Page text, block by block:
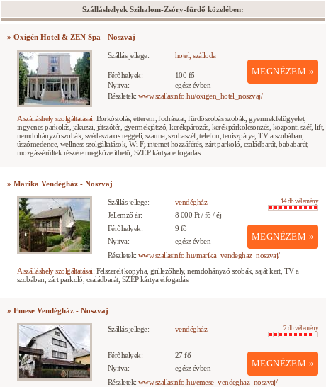
Szálláshelyek Szihalom-Zsóry-fürdő közelében:
» Oxigén Hotel & ZEN Spa - Noszvaj
Szállás jellege: hotel, szálloda
MEGNÉZEM »
Férőhelyek:
100 fő
Nyitva:
egész évben
Részletek: www.szallasinfo.hu/oxigen_hotel_noszvaj/
A szálláshely szolgáltatásai: Borkóstolás, étterem, fodrászat, fürdőszobás szobák, gyermekfelügyelet,
ingyenes parkolás, jakuzzi, játszótér, gyermekjátszó, kerékpározás, kerékpárkölcsönzés, központi széf, lift,
nemdohányzó szobák, svédasztalos reggeli, szauna, szobaszéf, telefon, teniszpálya, TV a szobában,
úszómedence, wellness szolgáltatások, Wi-Fi internet hozzáférés, zárt parkoló, családbarát, bababarát,
mozgássérültek részére megközelíthető, SZÉP kártya elfogadás.
» Marika Vendégház - Noszvaj
Szállás jellege: vendégház 14 db vélemény
MEGNÉZEM »
Jellemző ár:
8 000 Ft / fő / éj
Férőhelyek:
9 fő
Nyitva:
egész évben
Részletek: www.szallasinfo.hu/marika_vendeghaz_noszvaj/
A szálláshely szolgáltatásai: Felszerelt konyha, grillezőhely, nemdohányzó szobák, saját kert, TV a
szobában, zárt parkoló, családbarát, SZÉP kártya elfogadás.
» Emese Vendégház - Noszvaj
Szállás jellege: vendégház 2 db vélemény
MEGNÉZEM »
Férőhelyek:
27 fő
Nyitva:
egész évben
Részletek: www.szallasinfo.hu/emese_vendeghaz_noszvaj/